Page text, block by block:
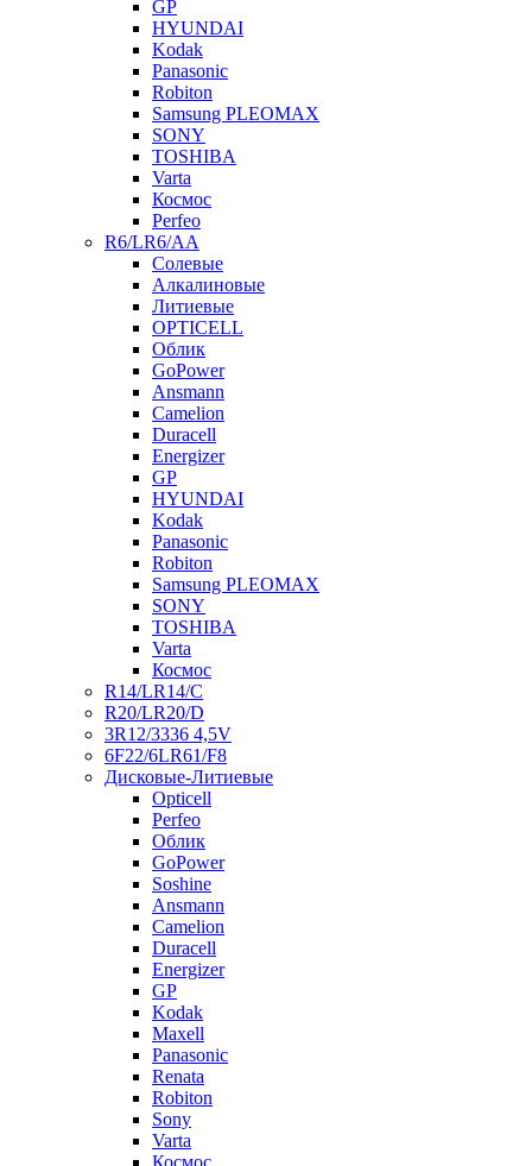
GP
HYUNDAI
Kodak
Panasonic
Robiton
Samsung PLEOMAX
SONY
TOSHIBA
Varta
Космос
Perfeo
R6/LR6/AA
Солевые
Алкалиновые
Литиевые
OPTICELL
Облик
GoPower
Ansmann
Camelion
Duracell
Energizer
GP
HYUNDAI
Kodak
Panasonic
Robiton
Samsung PLEOMAX
SONY
TOSHIBA
Varta
Космос
R14/LR14/C
R20/LR20/D
3R12/3336 4,5V
6F22/6LR61/F8
Дисковые-Литиевые
Opticell
Perfeo
Облик
GoPower
Soshine
Ansmann
Camelion
Duracell
Energizer
GP
Kodak
Maxell
Panasonic
Renata
Robiton
Sony
Varta
Космос